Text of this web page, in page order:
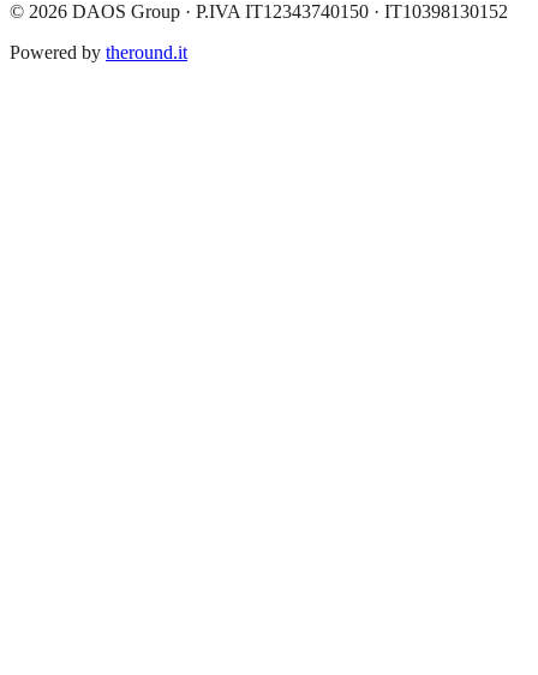
© 2026 DAOS Group · P.IVA IT12343740150 · IT10398130152
Powered by theround.it